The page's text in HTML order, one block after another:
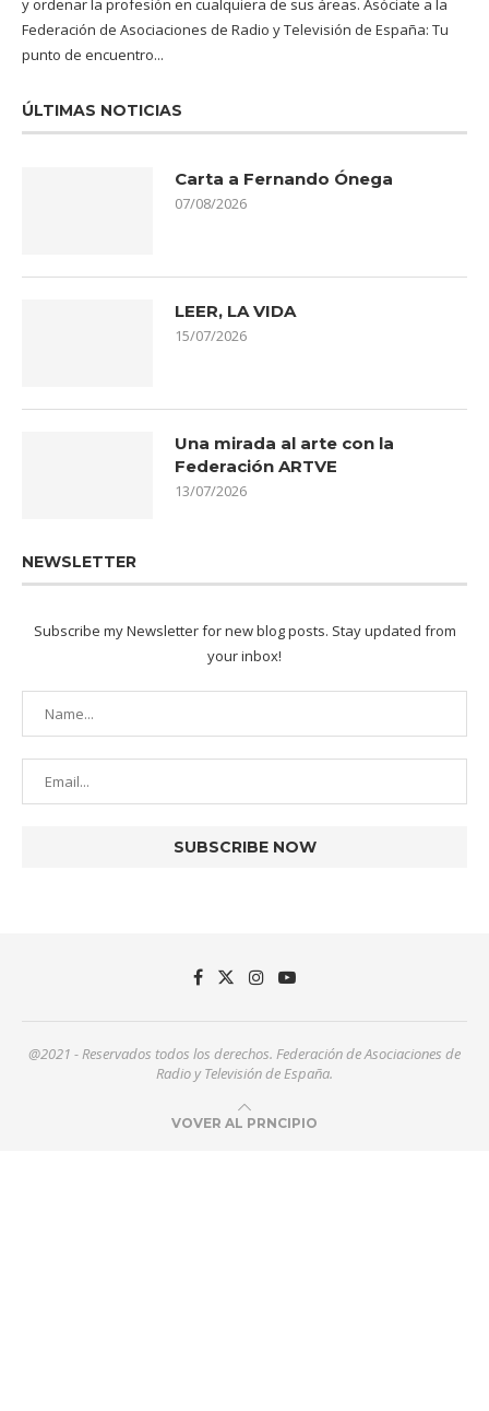
y ordenar la profesión en cualquiera de sus áreas. Asóciate a la
Federación de Asociaciones de Radio y Televisión de España: Tu
punto de encuentro...
ÚLTIMAS NOTICIAS
Carta a Fernando Ónega
07/08/2026
LEER, LA VIDA
15/07/2026
Una mirada al arte con la
Federación ARTVE
13/07/2026
NEWSLETTER
Subscribe my Newsletter for new blog posts. Stay updated from
your inbox!
@2021 - Reservados todos los derechos. Federación de Asociaciones de
Radio y Televisión de España.
VOVER AL PRNCIPIO